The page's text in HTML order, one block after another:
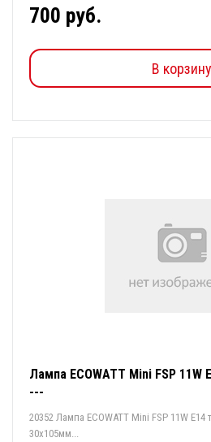
700 руб.
В корзину
Лампа ECOWATT Mini FSP
---
20352 Лампа ECOWATT Mini FSP 11W E14
30x105мм...